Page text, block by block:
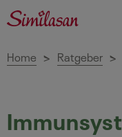
Home > Ratgeber >